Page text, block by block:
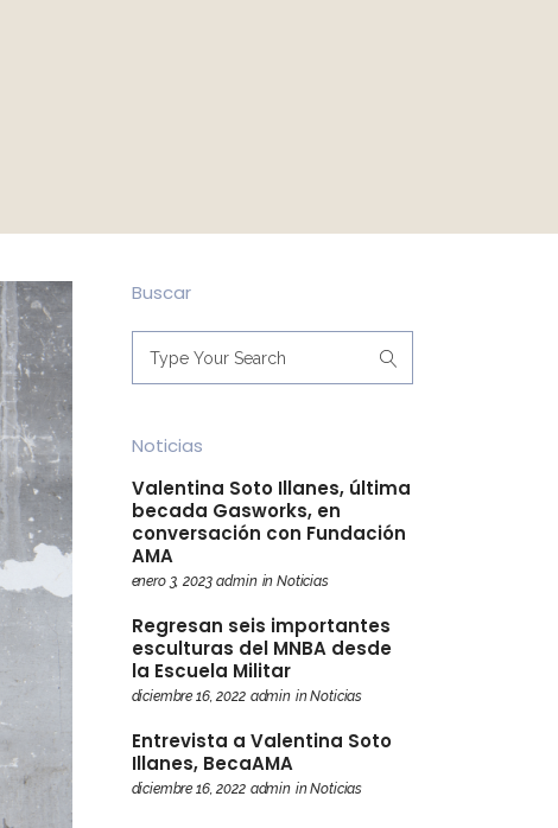
Buscar
Noticias
Valentina Soto Illanes, última
becada Gasworks, en
conversación con Fundación
AMA
enero 3, 2023 admin in Noticias
Regresan seis importantes
esculturas del MNBA desde
la Escuela Militar
diciembre 16, 2022 admin in Noticias
Entrevista a Valentina Soto
Illanes, BecaAMA
diciembre 16, 2022 admin in Noticias